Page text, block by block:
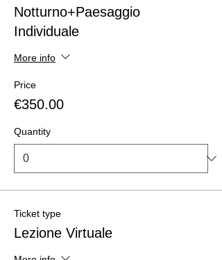
Notturno+Paesaggio
Individuale
More info
Price
€350.00
Quantity
Ticket type
Lezione Virtuale